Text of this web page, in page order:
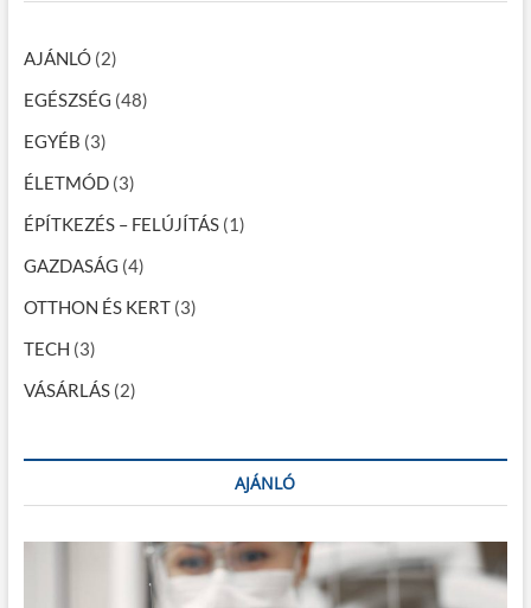
v
i
g
á
c
i
ó
AJÁNLÓ(2)
EGÉSZSÉG (48)
EGYÉB (3)
ÉLETMÓD(3)
ÉPÍTKEZÉS – FELÚJÍTÁS(1)
GAZDASÁG (4)
OTTHON ÉS KERT(3)
TECH (3)
VÁSÁRLÁS(2)
AJÁNLÓ